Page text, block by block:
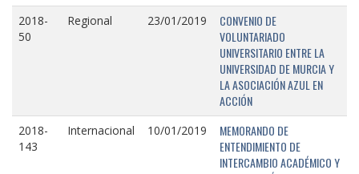
2018-
50
Regional 23/01/2019
CONVENIO DE
VOLUNTARIADO
UNIVERSITARIO ENTRE LA
UNIVERSIDAD DE MURCIA Y
LA ASOCIACIÓN AZUL EN
ACCIÓN
2018-
143
Internacional 10/01/2019
MEMORANDO DE
ENTENDIMIENTO DE
INTERCAMBIO ACADÉMICO Y